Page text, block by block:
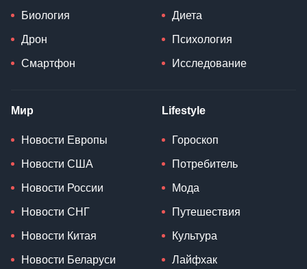
Биология
Дрон
Смартфон
Диета
Психология
Исследование
Мир
Новости Европы
Новости США
Новости России
Новости СНГ
Новости Китая
Новости Беларуси
Lifestyle
Гороскоп
Потребитель
Мода
Путешествия
Культура
Лайфхак